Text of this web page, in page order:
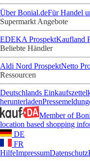
Über Bonial.deFür Handel
Supermarkt Angebote
EDEKA ProspektKaufland
Beliebte Händler
Aldi Nord ProspektNetto
Ressourcen
Deutschlands Einkaufszettel
herunterladen
Member of
location based shopping
DE
FR
HilfeImpressumDatenschutz